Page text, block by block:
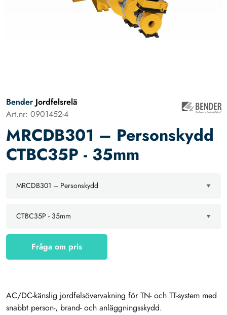
Bender Jordfelsrelä
Art.nr: 0901452-4
MRCDB301 – Personskydd
CTBC35P - 35mm
Fråga om pris
AC/DC-känslig jordfelsövervakning för TN- och TT-system med
snabbt person-, brand- och anläggningsskydd.